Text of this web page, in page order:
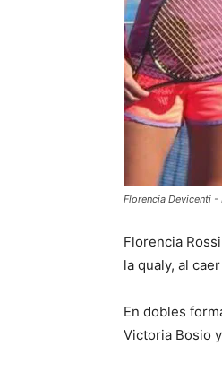
Florencia Devicenti -
Florencia
la qualy, al caer
En dobles
Victoria Bosio